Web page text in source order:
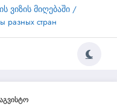
ვიზის მიღებაში /
разных стран
აგვისტო